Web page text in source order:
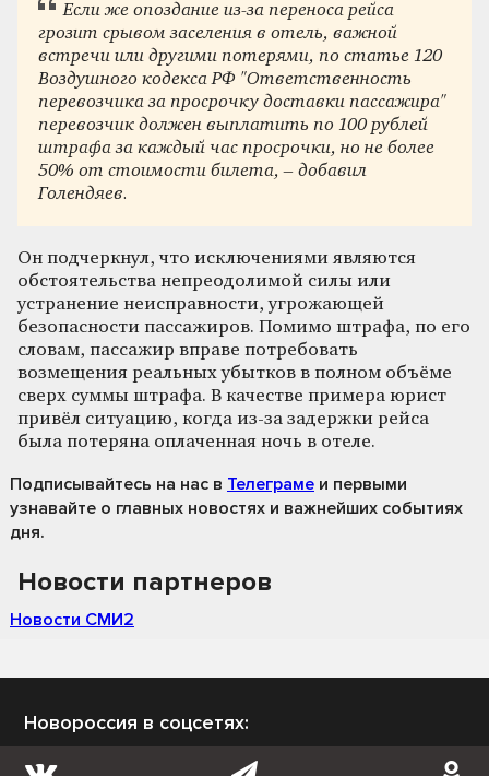
Если же опоздание из-за переноса рейса
грозит срывом заселения в отель, важной
встречи или другими потерями, по статье 120
Воздушного кодекса РФ "Ответственность
перевозчика за просрочку доставки пассажира"
перевозчик должен выплатить по 100 рублей
штрафа за каждый час просрочки, но не более
50% от стоимости билета, – добавил
Голендяев.
Он подчеркнул, что исключениями являются
обстоятельства непреодолимой силы или
устранение неисправности, угрожающей
безопасности пассажиров. Помимо штрафа, по его
словам, пассажир вправе потребовать
возмещения реальных убытков в полном объёме
сверх суммы штрафа. В качестве примера юрист
привёл ситуацию, когда из-за задержки рейса
была потеряна оплаченная ночь в отеле.
Подписывайтесь на нас в Телеграме и первыми
узнавайте о главных новостях и важнейших событиях
дня.
Новости партнеров
Новости СМИ2
Новороссия в соцсетях: